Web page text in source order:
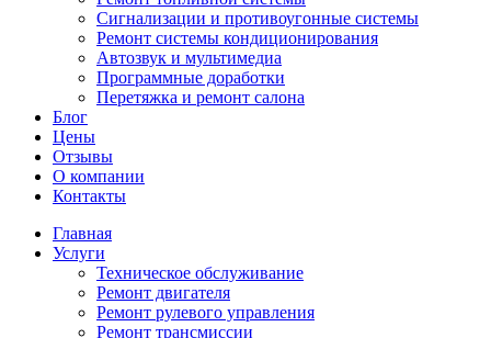
Сигнализации и противоугонные системы
Ремонт системы кондиционирования
Автозвук и мультимедиа
Программные доработки
Перетяжка и ремонт салона
Блог
Цены
Отзывы
О компании
Контакты
Главная
Услуги
Техническое обслуживание
Ремонт двигателя
Ремонт рулевого управления
Ремонт трансмиссии